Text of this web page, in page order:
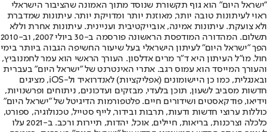
"ישראל היום" הוא גוף תקשורת שנוסד מתוך האמונה שהציבור הישראלי
ראוי לעיתונות טובה יותר, מאוזנת יותר ומדויקת יותר. עיתונות שמדברת
ולא צועקת. עיתונות אמינה, אובייקטיבית ועניינית. עיתונות אחרת וללא
תשלום. המהדורה המודפסת הראשונה פורסמה ב-30 ביולי 2007, וב-2010
הפך "ישראל היום" לעיתון הישראלי בעל שיעור החשיפה הגבוה ביותר בימי
חול. מו"ל העיתון היא ד"ר מרים אדלסון. העורך הראשי הוא עמר לחמנוביץ,
והעורך המייסד הוא עמוס רגב. אתרי האינטרנט של "ישראל היום" בעברית
ובאנגלית, כמו כן היישומונים (אפליקציות) לאנדרואיד ול-iOS, מציגים
חדשות מסביב לשעון, תוכן בלעדי, מבזקים ועדכונים, ניתוחים ופרשנויות,
וידיאו, פודקאסטים ושידורים חיים. פלטפורמות הדיגיטל של "ישראל היום"
כוללות ערוצי חדשות ודעות, תרבות ובידור, לייף סטייל, טכנולוגיה, ספורט,
כלכלה וצרכנות, בריאות, חיילים, אוכל, יהדות, תיירות ורכב. ב-2021 עלו